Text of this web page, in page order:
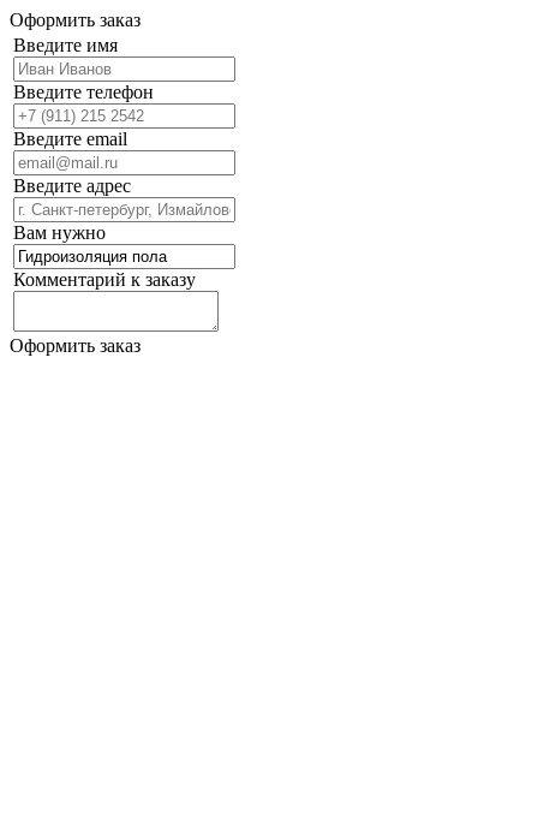
Оформить заказ
Введите имя
Введите телефон
Введите email
Введите адрес
Вам нужно
Комментарий к заказу
Оформить заказ